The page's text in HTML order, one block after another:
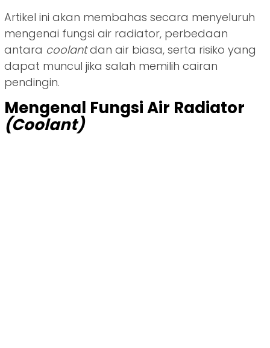
Artikel ini akan membahas secara menyeluruh
mengenai fungsi air radiator, perbedaan
antara coolantdan air biasa, serta risiko yang
dapat muncul jika salah memilih cairan
pendingin.
Mengenal Fungsi Air Radiator
(Coolant)